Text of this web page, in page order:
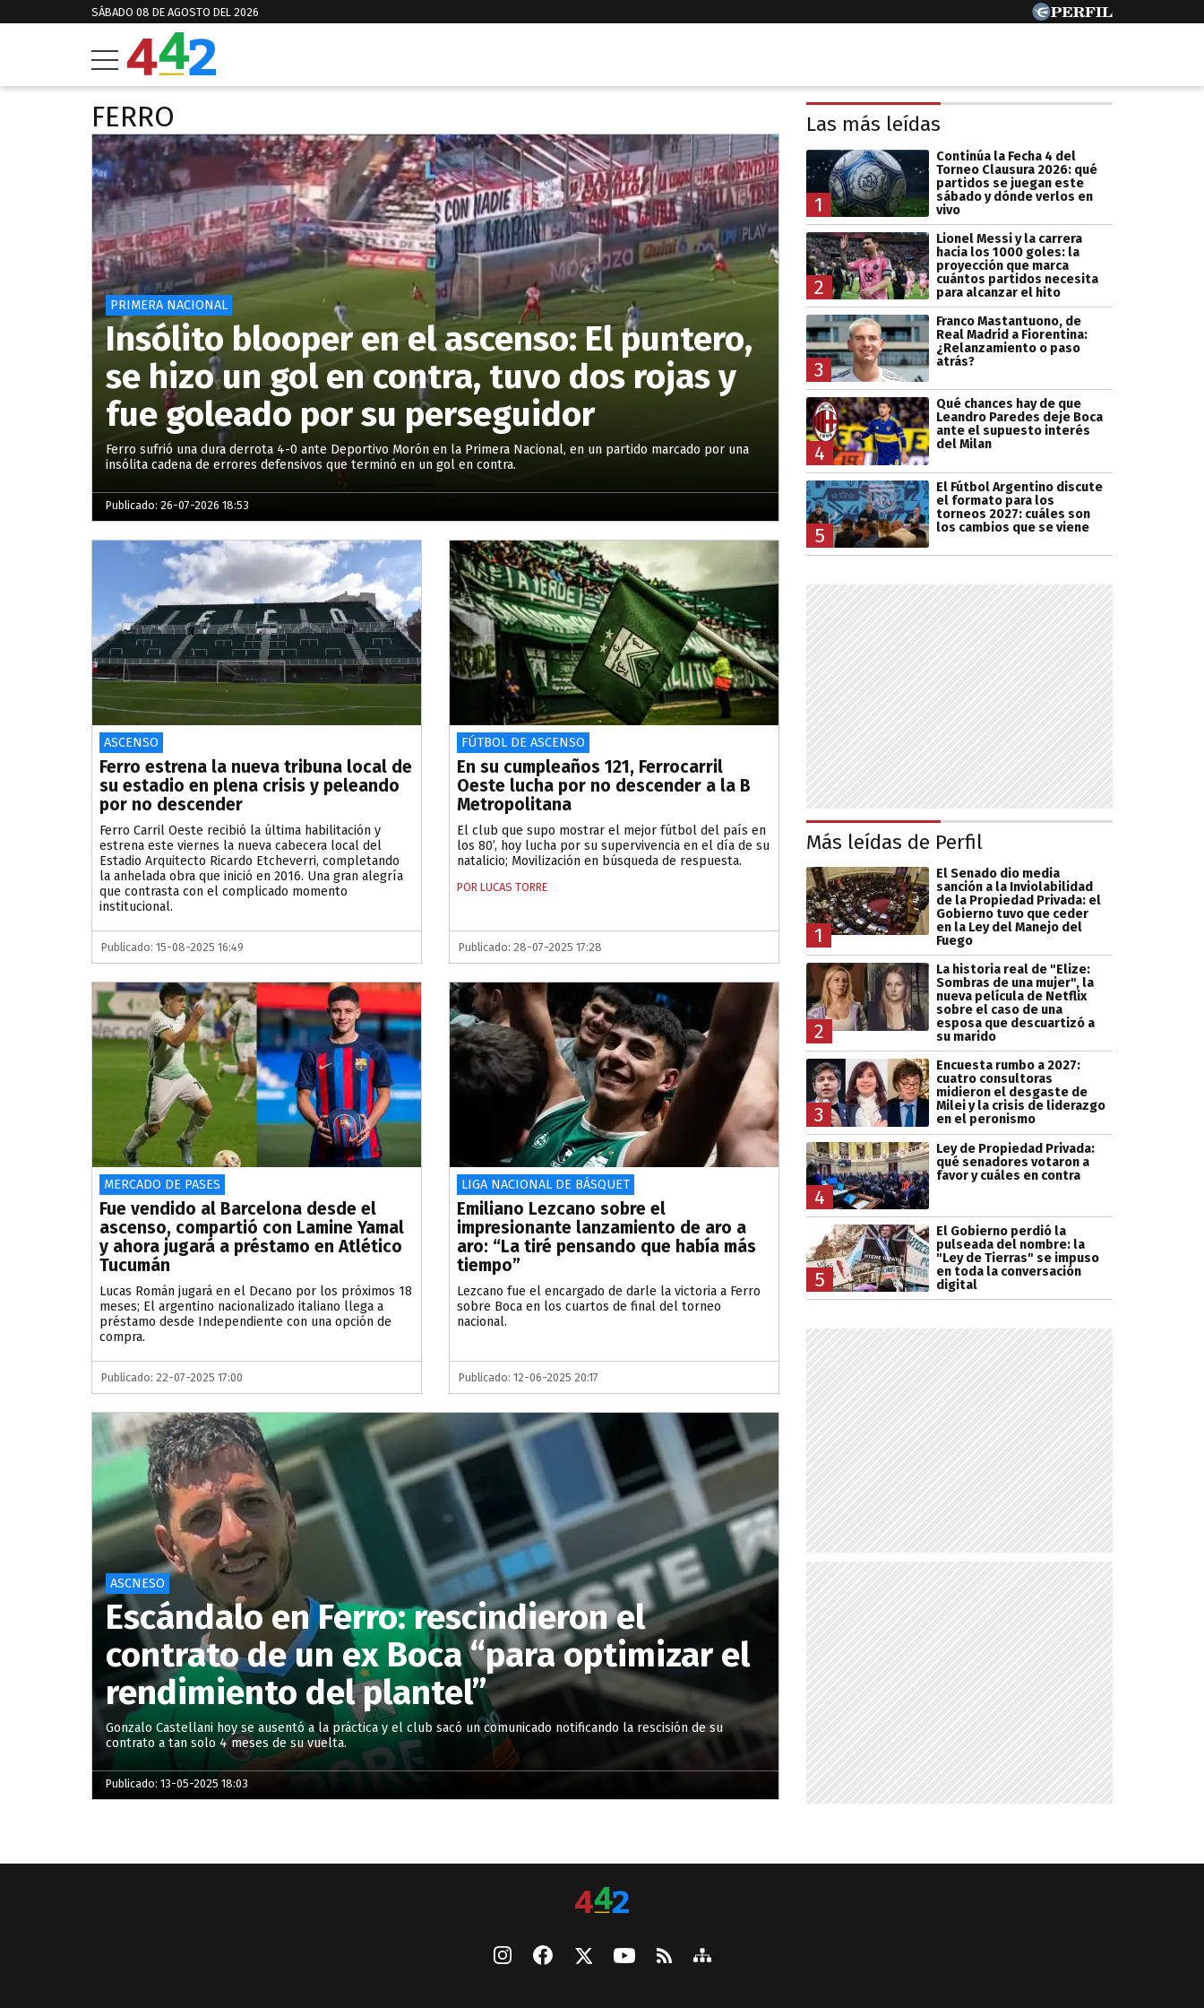
SÁBADO 08 DE AGOSTO DEL 2026
FERRO
PRIMERA NACIONAL
Insólito blooper en el ascenso: El puntero,
se hizo un gol en contra, tuvo dos rojas y
fue goleado por su perseguidor
Ferro sufrió una dura derrota 4-0 ante Deportivo Morón en la Primera Nacional, en un partido marcado por una
insólita cadena de errores defensivos que terminó en un gol en contra.
Publicado: 26-07-2026 18:53
ASCENSO
Ferro estrena la nueva tribuna local de
su estadio en plena crisis y peleando
por no descender
​Ferro Carril Oeste recibió la última habilitación y
estrena este viernes la nueva cabecera local del
Estadio Arquitecto Ricardo Etcheverri, completando
la anhelada obra que inició en 2016. Una gran alegría
que contrasta con el complicado momento
institucional.
Publicado: 15-08-2025 16:49
FÚTBOL DE ASCENSO
En su cumpleaños 121, Ferrocarril
Oeste lucha por no descender a la B
Metropolitana
El club que supo mostrar el mejor fútbol del país en
los 80’, hoy lucha por su supervivencia en el día de su
natalicio; Movilización en búsqueda de respuesta.
POR LUCAS TORRE
Publicado: 28-07-2025 17:28
MERCADO DE PASES
Fue vendido al Barcelona desde el
ascenso, compartió con Lamine Yamal
y ahora jugará a préstamo en Atlético
Tucumán
Lucas Román jugará en el Decano por los próximos 18
meses; El argentino nacionalizado italiano llega a
préstamo desde Independiente con una opción de
compra.
Publicado: 22-07-2025 17:00
LIGA NACIONAL DE BÁSQUET
Emiliano Lezcano sobre el
impresionante lanzamiento de aro a
aro: “La tiré pensando que había más
tiempo”
Lezcano fue el encargado de darle la victoria a Ferro
sobre Boca en los cuartos de final del torneo
nacional.
Publicado: 12-06-2025 20:17
ASCNESO
Escándalo en Ferro: rescindieron el
contrato de un ex Boca “para optimizar el
rendimiento del plantel”
Gonzalo Castellani hoy se ausentó a la práctica y el club sacó un comunicado notificando la rescisión de su
contrato a tan solo 4 meses de su vuelta.
Publicado: 13-05-2025 18:03
Las más leídas
1
Continúa la Fecha 4 del
Torneo Clausura 2026: qué
partidos se juegan este
sábado y dónde verlos en
vivo
2
Lionel Messi y la carrera
hacia los 1000 goles: la
proyección que marca
cuántos partidos necesita
para alcanzar el hito
3
Franco Mastantuono, de
Real Madrid a Fiorentina:
¿Relanzamiento o paso
atrás?
4
Qué chances hay de que
Leandro Paredes deje Boca
ante el supuesto interés
del Milan
5
El Fútbol Argentino discute
el formato para los
torneos 2027: cuáles son
los cambios que se viene
Más leídas de Perfil
1
El Senado dio media
sanción a la Inviolabilidad
de la Propiedad Privada: el
Gobierno tuvo que ceder
en la Ley del Manejo del
Fuego
2
La historia real de "Elize:
Sombras de una mujer", la
nueva película de Netflix
sobre el caso de una
esposa que descuartizó a
su marido
3
Encuesta rumbo a 2027:
cuatro consultoras
midieron el desgaste de
Milei y la crisis de liderazgo
en el peronismo
4
Ley de Propiedad Privada:
qué senadores votaron a
favor y cuáles en contra
5
El Gobierno perdió la
pulseada del nombre: la
"Ley de Tierras" se impuso
en toda la conversación
digital